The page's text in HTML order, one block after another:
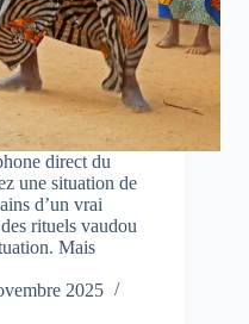
direct du
une situation de
d’un vrai
rituels vaudou
Mais
2025